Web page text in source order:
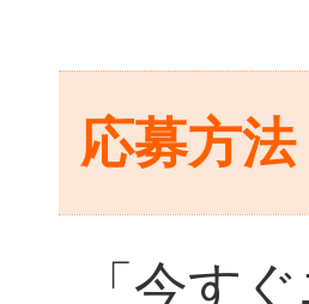
応募方法
「今す